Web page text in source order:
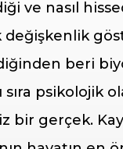
ve nasıl
değişkenlik
beri
sıra psikolojik
bir gerçek.